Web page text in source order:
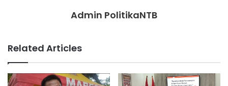
Admin PolitikaNTB
Related Articles